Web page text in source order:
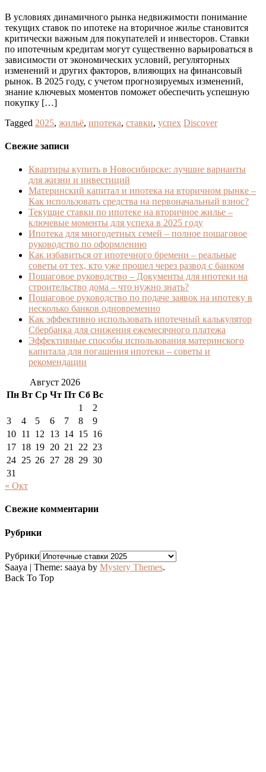
В условиях динамичного рынка недвижимости понимание
текущих ставок по ипотеке на вторичное жилье становится
критически важным для покупателей и инвесторов. Ставки
по ипотечным кредитам могут существенно варьироваться в
зависимости от экономических условий, регуляторных
изменений и других факторов, влияющих на финансовый
рынок. В 2025 году, с учетом прогнозируемых изменений,
знание ключевых моментов поможет обеспечить успешную
покупку […]
Tagged 2025, жильё, ипотека, ставки, успех Discover
Свежие записи
Квартиры купить в Новосибирске: лучшие варианты
для жизни и инвестиций
Материнский капитал и ипотека на вторичном рынке –
Как использовать средства на первоначальный взнос?
Текущие ставки по ипотеке на вторичное жилье –
ключевые моменты для успеха в 2025 году
Ипотека для многодетных семей – полное пошаговое
руководство по оформлению
Как избавиться от ипотечного бремени – реальные
советы от тех, кто уже прошел через развод с банком
Пошаговое руководство – Документы для ипотеки на
строительство дома – что нужно знать?
Пошаговое руководство по подаче заявок на ипотеку в
несколько банков одновременно
Как эффективно использовать ипотечный калькулятор
Сбербанка для снижения ежемесячного платежа
Эффективные способы использования материнского
капитала для погашения ипотеки – советы и
рекомендации
Август 2026
Пн Вт Ср Чт Пт Сб Вс
1
2
3
4 5 6 7 8
9
10 11 12 13 14 15 16
17 18 19 20 21 22 23
24 25 26 27 28 29 30
31
« Окт
Свежие комментарии
Рубрики
Рубрики
Saaya | Theme: saaya by Mystery Themes.
Back To Top